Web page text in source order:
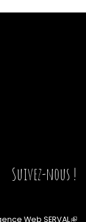
Suivez-nous !
Web SERVAL(le